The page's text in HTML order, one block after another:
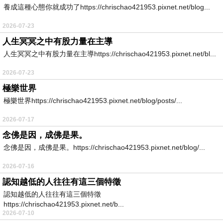
養成這種心態你就成功了https://chrischao421953.pixnet.net/blog...
2026-07-23
人生冥冥之中有股力量在主導
人生冥冥之中有股力量在主導https://chrischao421953.pixnet.net/bl...
2026-07-23
極樂世界
極樂世界https://chrischao421953.pixnet.net/blog/posts/...
2026-07-17
念佛是因，成佛是果。
念佛是因，成佛是果。https://chrischao421953.pixnet.net/blog/...
2026-07-16
認知越低的人往往有這三個特徵
認知越低的人往往有這三個特徵
https://chrischao421953.pixnet.net/b...
2026-07-10